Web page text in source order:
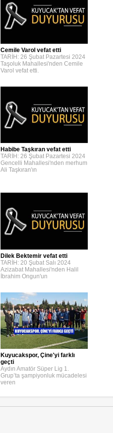
Cemile Varol vefat etti
TARİH: 26 Şubat Pazartesi 2024
Taşoluk Mahallesi'nden Cemile
Varol vefat etti.
Habibe Taşkıran vefat etti
TARİH: 26 Şubat Pazartesi 2024
Gencelli Mahallesi'nden merhum
Ali Taşkıran'ın
Dilek Bektemir vefat etti
TARİH: 20 Şubat Salı 2024
Azizabat Mahallesi'nden Halil
İbrahim Ongun'un
Kuyucakspor, Çine'yi farklı
geçti
Aydın Amatör Süper Lig 1.
Grup’ta şampiyonluk mücadelesi
veren